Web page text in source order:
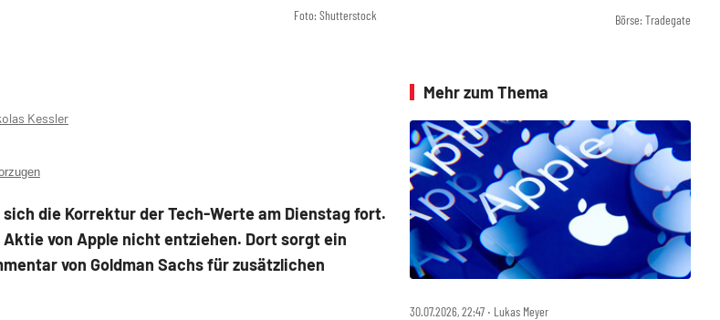
Foto: Shutterstock
Kessler
die Korrektur der Tech-Werte am Dienstag fort.
von Apple nicht entziehen. Dort sorgt ein
von Goldman Sachs für zusätzlichen
Börse: Tradegate
Mehr zum Thema
30.07.2026, 22:47 ‧ Lukas Meyer